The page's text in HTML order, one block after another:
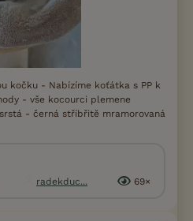
kočku - Nabízíme koťátka s PP k
- vše kocourci plemene
- černá stříbřitě mramorovaná
radekduc... 69×